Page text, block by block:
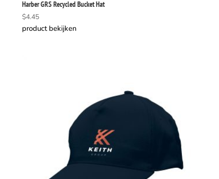
Harber GRS Recycled Bucket Hat
$4.45
product bekijken